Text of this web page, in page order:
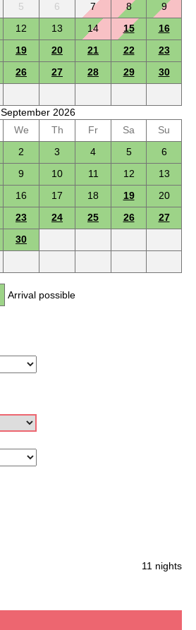
5 6 7 8
9
12 13 14 15
16
19 20 21 22
23
26 27 28 29
30
September 2026
We Th Fr Sa
Su
2 3 4 5
6
9 10 11 12
13
16 17 18 19
20
23 24 25 26
27
30
Arrival possible
11 nights